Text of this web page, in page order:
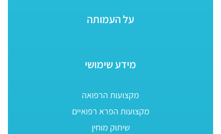
על העמותה
מידע שימושי
מקצועות הרפואה
מקצועות הפרא רפואיים
שיתוק מוחין